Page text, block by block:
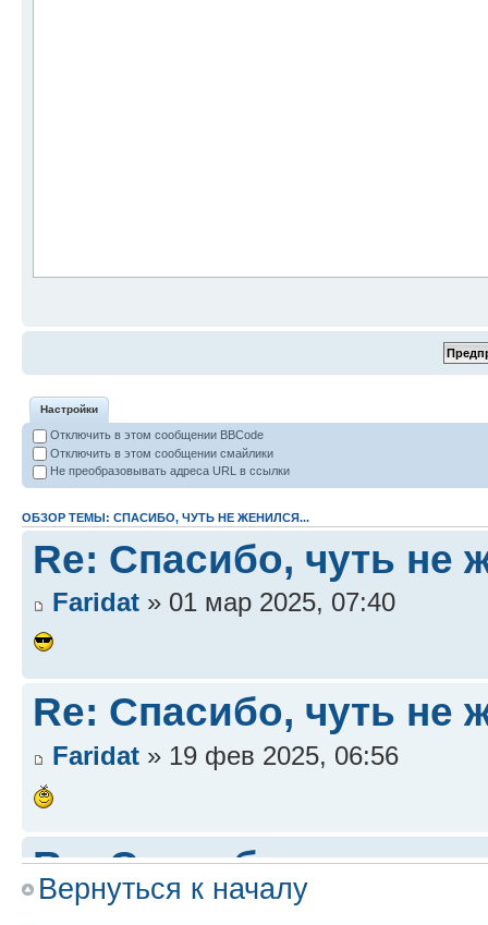
Настройки
Отключить в этом сообщении BBCode
Отключить в этом сообщении смайлики
Не преобразовывать адреса URL в ссылки
ОБЗОР ТЕМЫ: СПАСИБО, ЧУТЬ НЕ ЖЕНИЛСЯ...
Re: Спасибо, чуть не
Faridat » 01 мар 2025, 07:40
Re: Спасибо, чуть не
Faridat » 19 фев 2025, 06:56
Re: Спасибо, чуть не
Faridat» 19 фев 2025, 06:56
Вернуться к началу